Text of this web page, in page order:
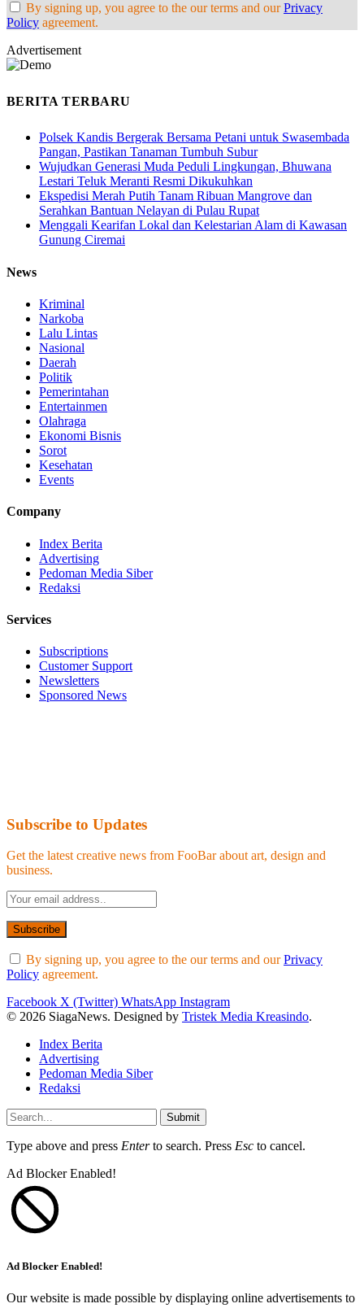
By signing up, you agree to the our terms and ourPrivacy
Policy agreement.
Advertisement
BERITA TERBARU
Polsek Kandis Bergerak Bersama Petani untuk Swasembada
Pangan, Pastikan Tanaman Tumbuh Subur
Wujudkan Generasi Muda Peduli Lingkungan, Bhuwana
Lestari Teluk Meranti Resmi Dikukuhkan
Ekspedisi Merah Putih Tanam Ribuan Mangrove dan
Serahkan Bantuan Nelayan di Pulau Rupat
Menggali Kearifan Lokal dan Kelestarian Alam di Kawasan
Gunung Ciremai
News
Kriminal
Narkoba
Lalu Lintas
Nasional
Daerah
Politik
Pemerintahan
Entertainmen
Olahraga
Ekonomi Bisnis
Sorot
Kesehatan
Events
Company
Index Berita
Advertising
Pedoman Media Siber
Redaksi
Services
Subscriptions
Customer Support
Newsletters
Sponsored News
Subscribe to Updates
Get the latest creative news from FooBar about art, design and
business.
By signing up, you agree to the our terms and ourPrivacy
Policy agreement.
Facebook X (Twitter) WhatsApp Instagram
© 2026 SiagaNews. Designed by Tristek Media Kreasindo.
Index Berita
Advertising
Pedoman Media Siber
Redaksi
Submit
Type above and press Enterto search. Press Esc to cancel.
Ad Blocker Enabled!
Ad Blocker Enabled!
Our website is made possible by displaying online advertisements to